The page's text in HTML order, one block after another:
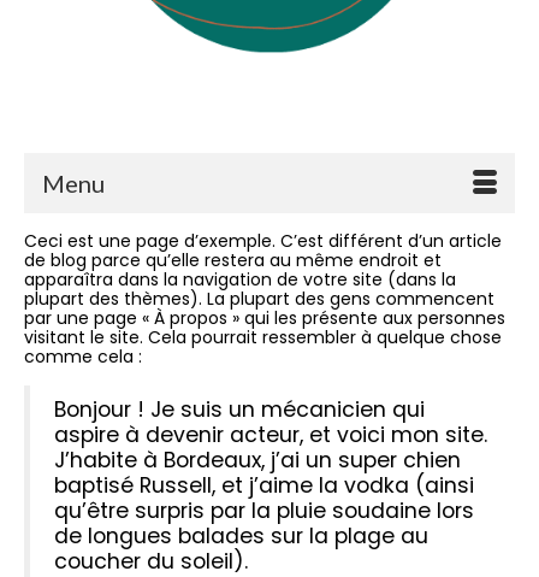
Menu
Ceci est une page d’exemple. C’est différent d’un article
de blog parce qu’elle restera au même endroit et
apparaîtra dans la navigation de votre site (dans la
plupart des thèmes). La plupart des gens commencent
par une page « À propos » qui les présente aux personnes
visitant le site. Cela pourrait ressembler à quelque chose
comme cela :
Bonjour ! Je suis un mécanicien qui
aspire à devenir acteur, et voici mon site.
J’habite à Bordeaux, j’ai un super chien
baptisé Russell, et j’aime la vodka (ainsi
qu’être surpris par la pluie soudaine lors
de longues balades sur la plage au
coucher du soleil).